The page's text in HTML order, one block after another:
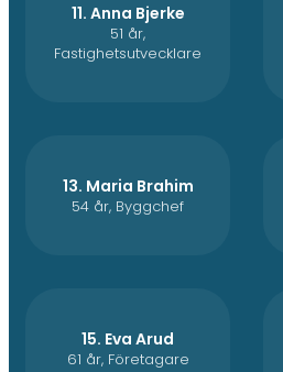
11. Anna Bjerke
51 år,
Fastighetsutvecklare
13. Maria Brahim
54 år, Byggchef
15. Eva Arud
61 år, Företagare